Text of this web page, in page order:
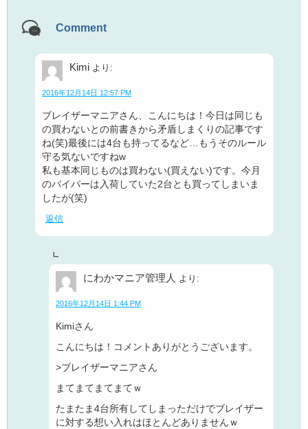
Comment
Kimi より:
2016年12月14日 12:57 PM
ブレイザーマニアさん、こんにちは！今日は同じも
の買わないとの前書きから矛盾しまくりの記事です
ね(笑)最後には4台も持ってるなど…もうそのルール
守る気ないですねw
私も基本同じものは買わない(買えない)です。今月
のバイパーは入荷していた2台とも買ってしまいま
したが(笑)
返信
にわかマニア管理人 より:
2016年12月14日 1:44 PM
Kimiさん
こんにちは！コメントありがとうございます。
>ブレイザーマニアさん
まてまてまてまてｗ
たまたま4台所有してしまっただけでブレイザー
に対する想い入れはほとんどありませんｗ